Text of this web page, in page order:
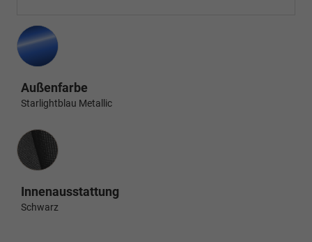
Außenfarbe
Starlightblau Metallic
Innenausstattung
Innenausstattung
Schwarz